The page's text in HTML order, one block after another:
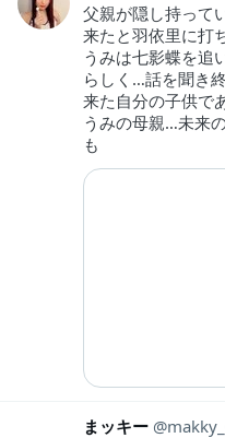
父親が隠し持って
来たと羽依里に打
うみは七影蝶を追
らしく…話を聞き
来た自分の子供で
うみの母親…未来
も
まッキー